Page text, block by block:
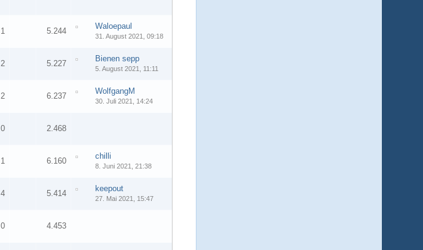
1 5.244
Waloepaul
31. August 2021, 09:18
2 5.227
Bienen sepp
5. August 2021, 11:11
2 6.237
WolfgangM
30. Juli 2021, 14:24
0 2.468
1 6.160
chilli
8. Juni 2021, 21:38
4 5.414
keepout
27. Mai 2021, 15:47
0 4.453